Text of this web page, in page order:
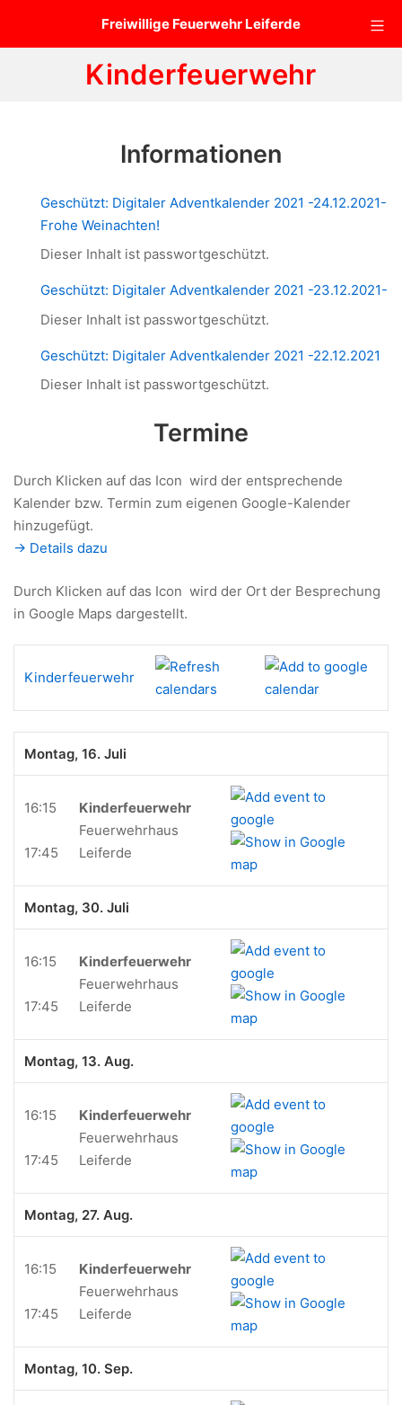
Freiwillige Feuerwehr Leiferde
Kinderfeuerwehr
Informationen
Geschützt: Digitaler Adventkalender 2021 -24.12.2021-
Frohe Weinachten!
Dieser Inhalt ist passwortgeschützt.
Geschützt: Digitaler Adventkalender 2021 -23.12.2021-
Dieser Inhalt ist passwortgeschützt.
Geschützt: Digitaler Adventkalender 2021 -22.12.2021
Dieser Inhalt ist passwortgeschützt.
Termine
Durch Klicken auf das Icon wird der entsprechende
Kalender bzw. Termin zum eigenen Google-Kalender
hinzugefügt.
-> Details dazu
Durch Klicken auf das Icon wird der Ort der Besprechung
in Google Maps dargestellt.
Kinderfeuerwehr
Montag, 16. Juli
16:15
17:45
Kinderfeuerwehr
Feuerwehrhaus
Leiferde
Montag, 30. Juli
16:15
17:45
Kinderfeuerwehr
Feuerwehrhaus
Leiferde
Montag, 13. Aug.
16:15
17:45
Kinderfeuerwehr
Feuerwehrhaus
Leiferde
Montag, 27. Aug.
16:15
17:45
Kinderfeuerwehr
Feuerwehrhaus
Leiferde
Montag, 10. Sep.